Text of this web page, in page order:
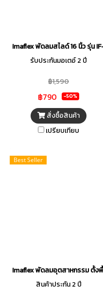
Imaflex พัดลมสไลด์ 16 นิ้ว รุ่น
รับประกันมอเตอ์ 2 ปี
฿1,590
฿790 -50%
สั่งซื้อสินค้า
เปรียบเทียบ
Best Seller
Imaflex พัดลมอุตสาหกรรม ตั้ง
สินค้าประกัน 2 ปี